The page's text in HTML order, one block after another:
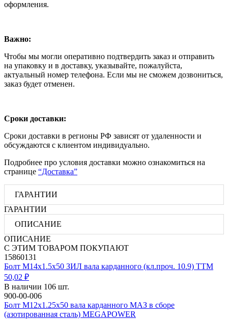
оформления.
Важно:
Чтобы мы могли оперативно подтвердить заказ и отправить
на упаковку и в доставку, указывайте, пожалуйста,
актуальный номер телефона. Если мы не сможем дозвониться,
заказ будет отменен.
Сроки доставки:
Сроки доставки в регионы РФ зависят от удаленности и
обсуждаются с клиентом индивидуально.
Подробнее про условия доставки можно ознакомиться на
странице “Доставка”
ГАРАНТИИ
ГАРАНТИИ
ОПИСАНИЕ
ОПИСАНИЕ
С ЭТИМ ТОВАРОМ ПОКУПАЮТ
15860131
Болт М14х1.5х50 ЗИЛ вала карданного (кл.проч. 10.9) ТТМ
50,02 ₽
В наличии 106 шт.
900-00-006
Болт М12х1.25х50 вала карданного МАЗ в сборе
(азотированная сталь) MEGAPOWER